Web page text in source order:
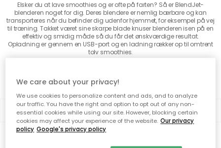
Elsker du at lave smoothies og er ofte på farten? Så er BlendJet-
blenderen noget for dig. Deres blendere er nemlig bærbare og kan
transporteres når du befinder dig udenfor hjemmet, for eksempel på vej
til træning. Takket været sine skarpe blade knuser blenderen isen på en
effektiv og smidig måde så du får det ønskværdige resultat.
Opladning er gennem en USB-port og en ladning rækker op til omtrent
tolv smoothies.
Alle varemærker
Filter Sorter efter
We care about your privacy!
We use cookies to personalize content and ads, and to analyze
our traffic. You have the right and option to opt out of any non-
essential cookies while using our site. However, blocking certain
cookies may affect your experience of the website. Our privacy
policy Google's privacy policy